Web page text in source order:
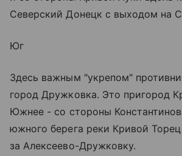
Северский Донецк с выходом на
Юг
Здесь важным "укрепом"
город Дружковка. Это пригород
Южнее - со стороны
южного берега реки Кривой
за Алексеево-Дружковку.